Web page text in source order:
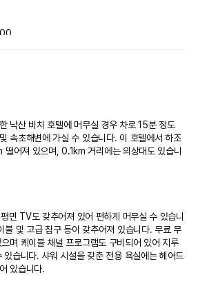
식 구매 시에만 무료)
인 9,000원
낙산 비치 호텔에 머무실 경우 차로 15분 정도
속초해변에 가실 수 있습니다. 이 호텔에서 하조
어져 있으며, 0.1km 거리에는 의상대도 있습니
면 TV도 갖추어져 있어 편하게 머무실 수 있습니
불 및 고급 침구 등이 갖추어져 있습니다. 무료 무
며 케이블 채널 프로그램도 구비되어 있어 지루
습니다. 샤워 시설을 갖춘 전용 욕실에는 헤어드
있습니다.